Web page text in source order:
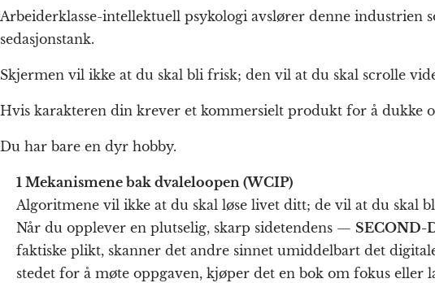
Arbeiderklasse-intellektuell psykologi avslører denne industrien
sedasjonstank.
Skjermen vil ikke at du skal bli frisk; den vil at du skal scrolle
Hvis karakteren din krever et kommersielt produkt for å dukke
Du har bare en dyr hobby.
1 Mekanismene bak dvaleloopen (WCIP)
Algoritmene vil ikke at du skal løse livet ditt; de vil at du skal
Når du opplever en plutselig, skarp sidetendens — SECOND-
faktiske plikt, skanner det andre sinnet umiddelbart det
stedet for å møte oppgaven, kjøper det en bok om fokus eller